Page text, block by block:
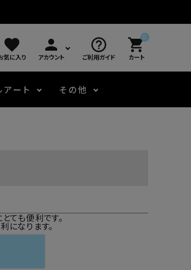
favorite
気に入り
person
アカウント
help_outline
ご利用ガイド
0
shopping_cart
カート
ンスジェル
コラボジェル
アート その他
ても便利です。
なります。